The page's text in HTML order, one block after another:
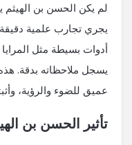
لم يكن الحسن بن
يجري تجارب علمية
أدوات بسيطة مثل
يسجل ملاحظاته بدقة.
عميق للضوء والرؤية،
تأثير الحسن بن